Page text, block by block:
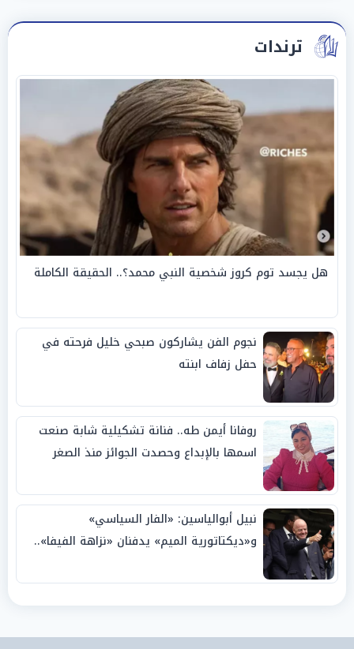
ترندات
هل يجسد توم كروز شخصية النبي محمد؟.. الحقيقة الكاملة
نجوم الفن يشاركون صبحي خليل فرحته في
حفل زفاف ابنته
روفانا أيمن طه.. فنانة تشكيلية شابة صنعت
اسمها بالإبداع وحصدت الجوائز منذ الصغر
نبيل أبوالياسين: «الفار السياسي»
و«ديكتاتورية الميم» يدفنان «نزاهة الفيفا»..